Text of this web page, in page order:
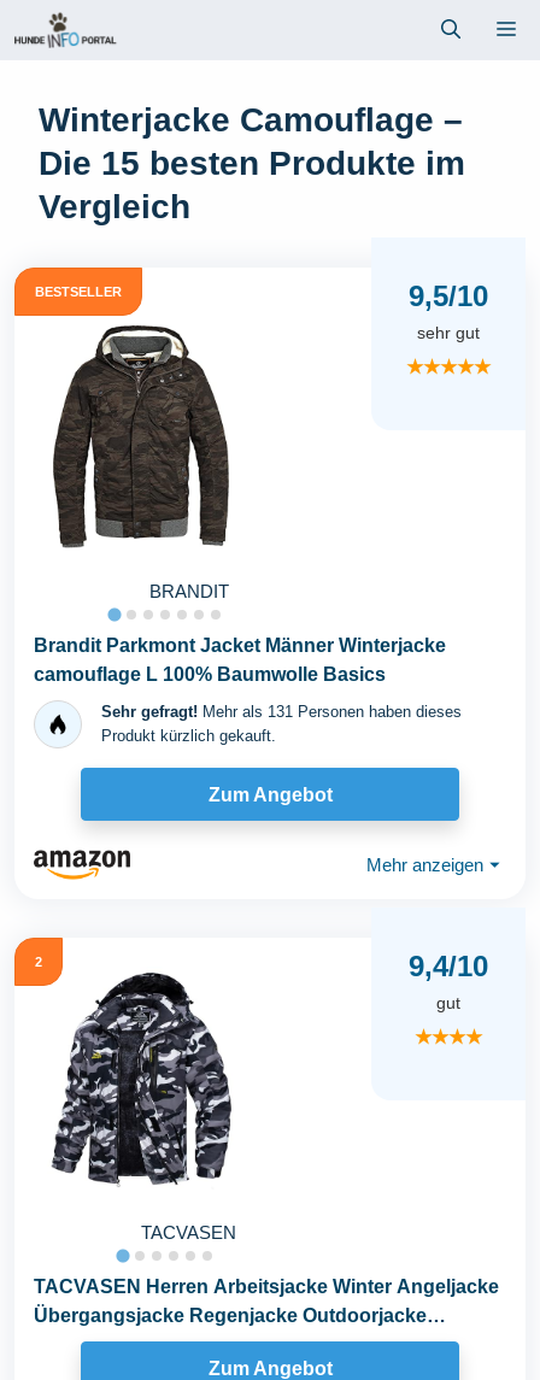
Inhalt
Winterjacke Camouflage –
Die 15 besten Produkte im
Vergleich
BESTSELLER
BRANDIT
9,5/10
sehr gut
★★★★★
Brandit Parkmont Jacket Männer Winterjacke
camouflage L 100% Baumwolle Basics
Sehr gefragt! Mehr als 131 Personen haben dieses
Produkt kürzlich gekauft.
Zum Angebot
Mehr anzeigen ⏷
2
TACVASEN
9,4/10
gut
★★★★
TACVASEN Herren Arbeitsjacke Winter Angeljacke
Übergangsjacke Regenjacke Outdoorjacke
Wasserdicht...
Zum Angebot